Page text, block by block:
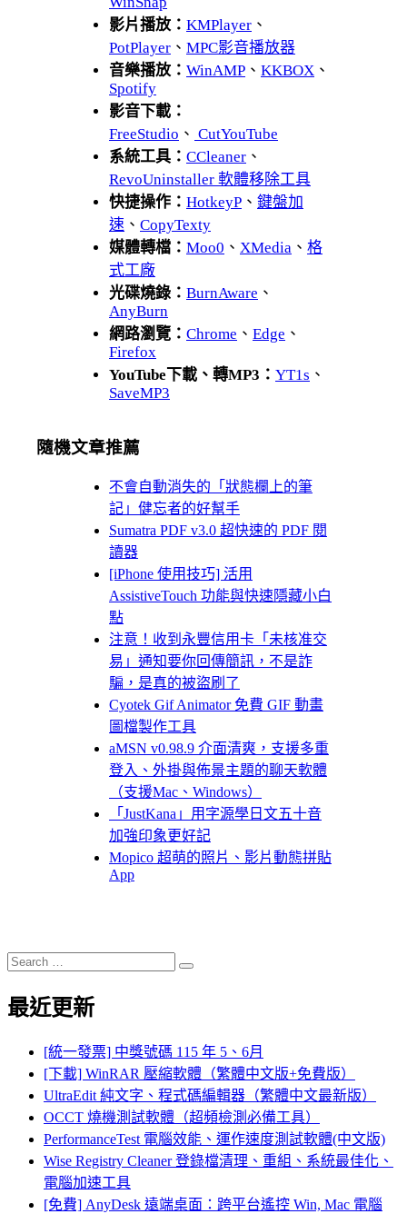
影片播放： KMPlayer 、
PotPlayer 、 MPC影音播放器
音樂播放： WinAMP 、 KKBOX 、
Spotify
影音下載：
FreeStudio 、 CutYouTube
系統工具： CCleaner 、
RevoUninstaller 軟體移除工具
快捷操作： HotkeyP 、 鍵盤加
速 、 CopyTexty
媒體轉檔： Moo0 、 XMedia 、 格
式工廠
光碟燒錄： BurnAware 、
AnyBurn
網路瀏覽： Chrome 、 Edge 、
Firefox
YouTube下載、轉MP3： YT1s 、
SaveMP3
隨機文章推薦
不會自動消失的「狀態欄上的筆
記」健忘者的好幫手
Sumatra PDF v3.0 超快速的 PDF 閱
讀器
[iPhone 使用技巧] 活用
AssistiveTouch 功能與快速隱藏小白
點
注意！收到永豐信用卡「未核准交
易」通知要你回傳簡訊，不是詐
騙，是真的被盜刷了
Cyotek Gif Animator 免費 GIF 動畫
圖檔製作工具
aMSN v0.98.9 介面清爽，支援多重
登入、外掛與佈景主題的聊天軟體
（支援Mac、Windows）
「JustKana」用字源學日文五十音
加強印象更好記
Mopico 超萌的照片、影片動態拼貼
App
Search
for:
Search
最近更新
[統一發票] 中獎號碼 115 年 5、6月
[下載] WinRAR 壓縮軟體（繁體中文版+免費版）
UltraEdit 純文字、程式碼編輯器（繁體中文最新版）
OCCT 燒機測試軟體（超頻檢測必備工具）
PerformanceTest 電腦效能、運作速度測試軟體(中文版)
Wise Registry Cleaner 登錄檔清理、重組、系統最佳化、
電腦加速工具
[免費] AnyDesk 遠端桌面：跨平台遙控 Win, Mac 電腦